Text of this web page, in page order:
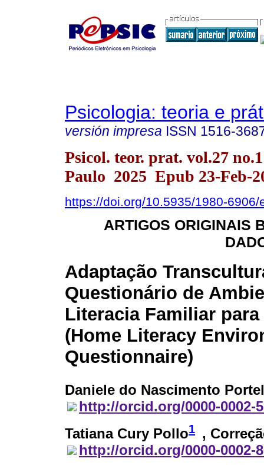
Psicologia: teoria e
versión impresa ISSN 1516-
Psicol. teor. prat. vol.27
Paulo 2025 Epub 23-Feb-
https://doi.org/10.5935/1980-6906/
ARTIGOS ORIGINAIS
Adaptação
Questionário de
Literacia Familiar
(Home Literacy
Questionnaire)
Daniele do Nascimento
http://orcid.org/0000-0002-
Tatiana Cury Pollo1 ,
http://orcid.org/0000-0002-